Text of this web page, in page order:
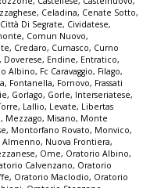
, Celadina, Cenate Sotto,
Città Di Segrate, Cividatese,
, Comun Nuovo,
, Credaro, Curnasco, Curno
, Doverese, Endine, Entratico,
Albino, Fc Caravaggio, Filago,
, Fontanella, Fornovo, Frassati
, Gorlago, Gorle, Interseriatese,
, Lallio, Levate, Libertas
, Mezzago, Misano, Monte
, Montorfano Rovato, Monvico,
Almenno, Nuova Frontiera,
, Ome, Oratorio Albino,
Calvenzano, Oratorio
, Oratorio Maclodio, Oratorio